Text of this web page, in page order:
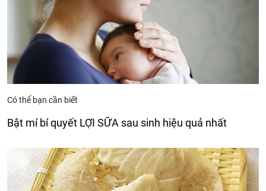
Có thể bạn cần biết
Bật mí bí quyết LỢI SỮA sau sinh hiệu quả nhất